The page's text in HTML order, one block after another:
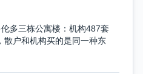
多三栋公寓楼：机构487套
散户和机构买的是同一种东